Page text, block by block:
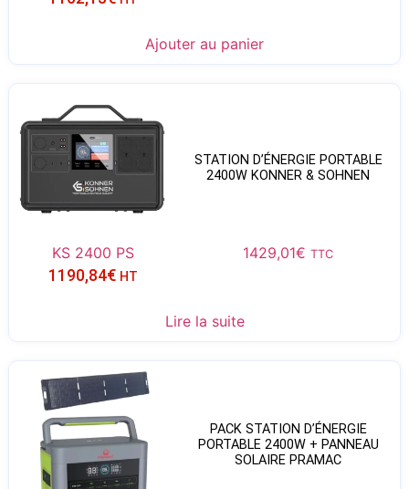
Ajouter au panier
STATION D’ÉNERGIE PORTABLE
2400W KONNER & SOHNEN
KS 2400 PS 1429,01€ TTC
1190,84€ HT
Lire la suite
PACK STATION D’ÉNERGIE
PORTABLE 2400W + PANNEAU
SOLAIRE PRAMAC